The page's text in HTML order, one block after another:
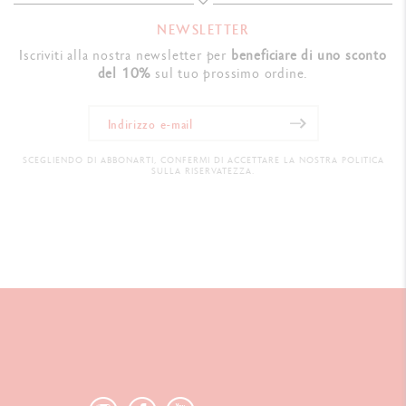
PRODUCT REFERENCE
Ref. 1622.481
NEWSLETTER
Iscriviti alla nostra newsletter per beneficiare di uno sconto
del 10% sul tuo prossimo ordine.
SCEGLIENDO DI ABBONARTI, CONFERMI DI ACCETTARE LA NOSTRA POLITICA
SULLA RISERVATEZZA.